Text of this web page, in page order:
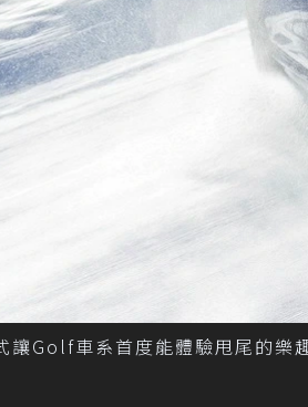
讓Golf車系首度能體驗甩尾的樂